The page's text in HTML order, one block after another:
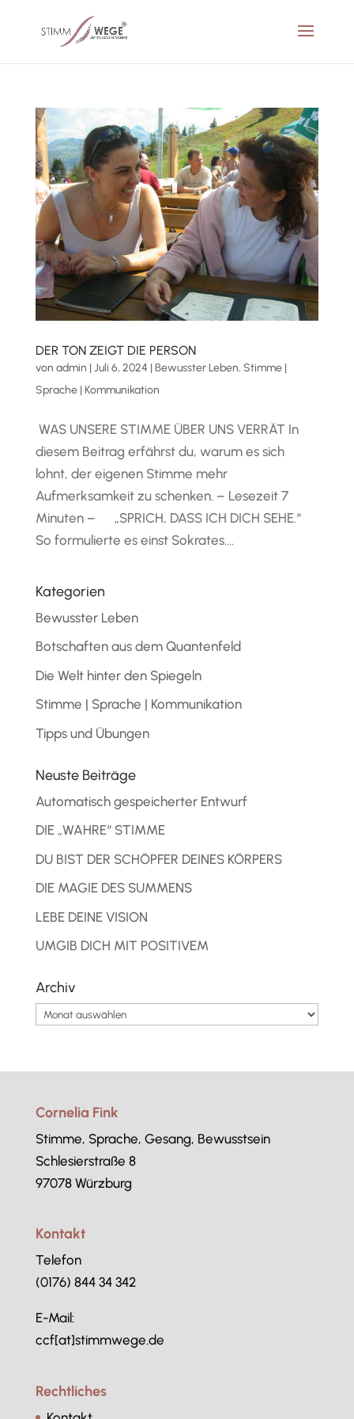
DER TON ZEIGT DIE PERSON
von admin |Juli 6, 2024 |Bewusster Leben, Stimme |
Sprache | Kommunikation
WAS UNSERE STIMME ÜBER UNS VERRÄT In
diesem Beitrag erfährst du, warum es sich
lohnt, der eigenen Stimme mehr
Aufmerksamkeit zu schenken. – Lesezeit 7
Minuten – „SPRICH, DASS ICH DICH SEHE.“
So formulierte es einst Sokrates....
Kategorien
Bewusster Leben
Botschaften aus dem Quantenfeld
Die Welt hinter den Spiegeln
Stimme | Sprache | Kommunikation
Tipps und Übungen
Neuste Beiträge
Automatisch gespeicherter Entwurf
DIE „WAHRE“ STIMME
DU BIST DER SCHÖPFER DEINES KÖRPERS
DIE MAGIE DES SUMMENS
LEBE DEINE VISION
UMGIB DICH MIT POSITIVEM
Archiv
Archiv
Cornelia Fink
Stimme, Sprache, Gesang, Bewusstsein
Schlesierstraße 8
97078 Würzburg
Kontakt
Telefon
(0176) 844 34 342
E-Mail:
ccf[at]stimmwege.de
Rechtliches